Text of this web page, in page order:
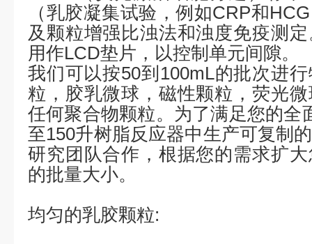
（乳胶凝集试验，例如CRP和HCG
及颗粒增强比浊法和浊度免疫测
用作LCD垫片，以控制单元间隙。
我们可以按50到 100mL的批次进
粒，胶乳微球，磁性颗粒，荧光
任何聚合物颗粒。为了满足您的全
至150升树脂反应器中生产可复制
研究团队合作，根据您的需求扩
的批量大小。
均匀的乳胶颗粒: